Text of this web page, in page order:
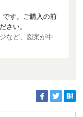
です。ご購入の前
さい。
など、図案が中